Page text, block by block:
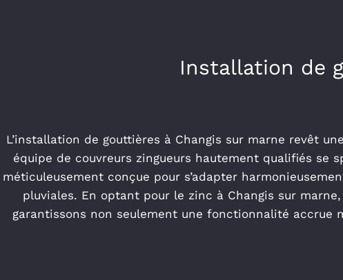
Installation de
L’installation de gouttières à Changis sur marne revêt
équipe de couvreurs zingueurs hautement qualifiés se
méticuleusement conçue pour s’adapter
pluviales. En optant pour le zinc à Changis sur
garantissons non seulement une fonctionnalité accrue